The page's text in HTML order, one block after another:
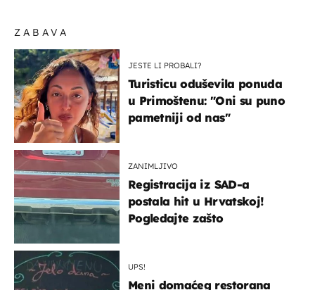
ZABAVA
JESTE LI PROBALI?
Turisticu oduševila ponuda
u Primoštenu: "Oni su puno
pametniji od nas"
ZANIMLJIVO
Registracija iz SAD-a
postala hit u Hrvatskoj!
Pogledajte zašto
UPS!
Meni domaćeg restorana